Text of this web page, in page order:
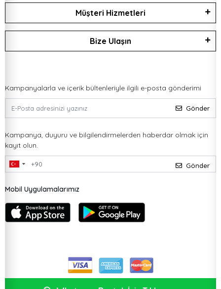
Müşteri Hizmetleri
Bize Ulaşın
Kampanyalarla ve içerik bültenleriyle ilgili e-posta gönderimi
Gönder
Kampanya, duyuru ve bilgilendirmelerden haberdar olmak için
kayıt olun.
Gönder
Mobil Uygulamalarımız